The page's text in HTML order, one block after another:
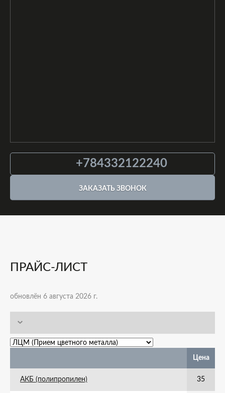
+784332122240
ЗАКАЗАТЬ ЗВОНОК
ПРАЙС-ЛИСТ
обновлён 6 августа 2026 г.
Цена
АКБ (полипропилен) 35